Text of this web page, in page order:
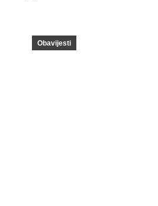
Obavijesti